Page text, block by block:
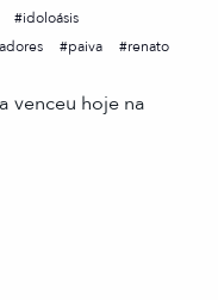
idoloásis
paiva renato
venceu hoje na